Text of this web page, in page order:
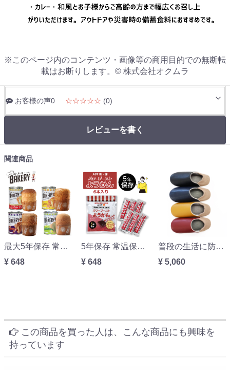
※このページ内のコンテンツ・画像等の商用目的での無断転
載はお断りします。© 株式会社オクムラ
お客様の声0 ☆☆☆☆☆ (0)
レビューを書く
関連商品
最大5年保存 常温保存 新食缶ベーカリー 缶入りソフトパン
¥ 648
5年保存 常温保存 AST新・備 パワーブーストようかん
¥ 648
普段の生活に防災を取り込む 防活スリッパ M・L・LLサイズ
¥ 5,060
この商品を買った人は、こんな商品にも興味を
持っています